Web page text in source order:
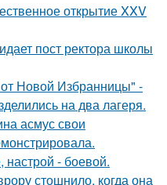
открытие XXV
пост ректора школы
Новой Избранницы" -
на два лагеря.
асмус свои
- боевой.
стошнило, когда она